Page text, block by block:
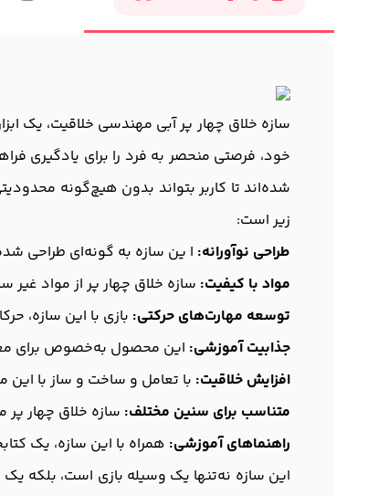
سازه خلاق چهار پر آبی مهندسی خلاقیت، یک
خود، فرصتی منحصر به فرد را برای یادگیری
شده‌اند تا کاربر بتواند بدون هیچ‌گونه
زیر است:
طراحی نوآورانه: ا ین سازه به گونه‌ای طراحی
مواد با کیفیت: سازه خلاق چهار پر از مواد غیر
توسعه مهارت‌های حرکتی: بازی با این
جذابیت آموزشی: این محصول به‌خصوص برای
افزایش خلاقیت: با تعامل و ساخت و ساز با این
متناسب برای سنین مختلف: سازه خلاق چهار پر مناسب برای کودکان از
راهنماهای آموزشی: همراه با این سازه، یک
این سازه نه‌تنها یک وسیله بازی است، بلکه یک